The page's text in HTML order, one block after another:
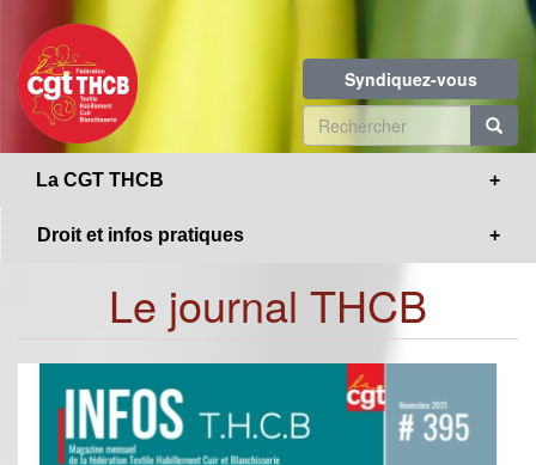
contenu
principal
Syndiquez-vous
Formulaire
de
La CGT THCB
Droit et infos pratiques
Le journal THCB